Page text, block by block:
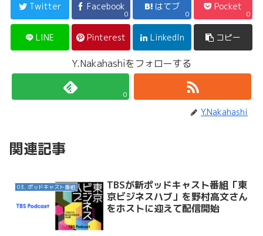
Twitter Facebook
0
はてブ
0
Pocket
0
LINE Pinterest LinkedIn コピー
Y.Nakahashiをフォローする
0
Y.Nakahashi
関連記事
03. ポッドキャスト番組
TBSが新ポッドキャスト番組「東
京ビジネスハブ」を野村高文さん
をホストに迎えて配信開始